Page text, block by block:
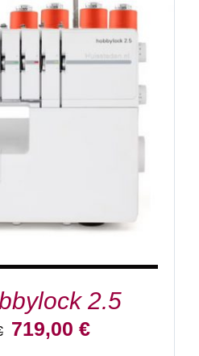
2.5
Ursprünglicher
719,00 €Aktueller